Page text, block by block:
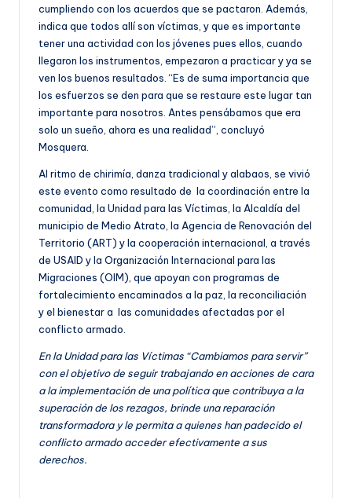
cumpliendo con los acuerdos que se pactaron. Además,
indica que todos allí son víctimas, y que es importante
tener una actividad con los jóvenes pues ellos, cuando
llegaron los instrumentos, empezaron a practicar y ya se
ven los buenos resultados. “Es de suma importancia que
los esfuerzos se den para que se restaure este lugar tan
importante para nosotros. Antes pensábamos que era
solo un sueño, ahora es una realidad”, concluyó
Mosquera.
Al ritmo de chirimía, danza tradicional y alabaos, se vivió
este evento como resultado de la coordinación entre la
comunidad, la Unidad para las Víctimas, la Alcaldía del
municipio de Medio Atrato, la Agencia de Renovación del
Territorio (ART) y la cooperación internacional, a través
de USAID y la Organización Internacional para las
Migraciones (OIM), que apoyan con programas de
fortalecimiento encaminados a la paz, la reconciliación
y el bienestar a las comunidades afectadas por el
conflicto armado.
En la Unidad para las Víctimas “Cambiamos para servir”
con el objetivo de seguir trabajando en acciones de cara
a la implementación de una política que contribuya a la
superación de los rezagos, brinde una reparación
transformadora y le permita a quienes han padecido el
conflicto armado acceder efectivamente a sus
derechos.